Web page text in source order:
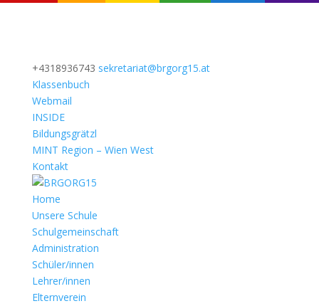
+4318936743 sekretariat@brgorg15.at
Klassenbuch
Webmail
INSIDE
Bildungsgrätzl
MINT Region – Wien West
Kontakt
Home
Unsere Schule
Schulgemeinschaft
Administration
Schüler/innen
Lehrer/innen
Elternverein